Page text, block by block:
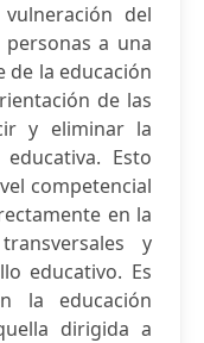
del
a una
de la educación
de las
y eliminar la
Esto
competencial
en la
y
educativo. Es
la educación
dirigida a